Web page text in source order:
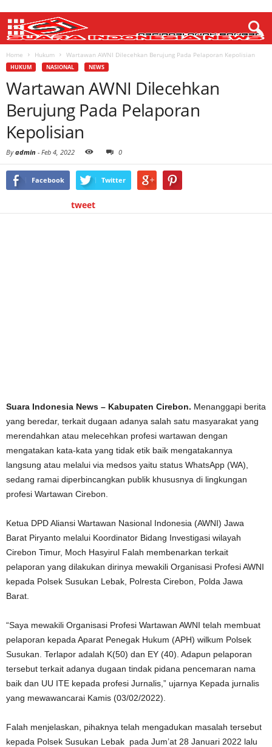
Home Hukum Wartawan AWNI Dilecehkan Berujung Pada Pelaporan Kepolisian
HUKUM NASIONAL NEWS
Wartawan AWNI Dilecehkan
Berujung Pada Pelaporan
Kepolisian
Byadmin - Feb 4, 2022 0
Facebook Twitter
tweet
Suara Indonesia News – Kabupaten Cirebon. Menanggapi berita
yang beredar, terkait dugaan adanya salah satu masyarakat yang
merendahkan atau melecehkan profesi wartawan dengan
mengatakan kata-kata yang tidak etik baik mengatakannya
langsung atau melalui via medsos yaitu status WhatsApp (WA),
sedang ramai diperbincangkan publik khususnya di lingkungan
profesi Wartawan Cirebon.
Ketua DPD Aliansi Wartawan Nasional Indonesia (AWNI) Jawa
Barat Piryanto melalui Koordinator Bidang Investigasi wilayah
Cirebon Timur, Moch Hasyirul Falah membenarkan terkait
pelaporan yang dilakukan dirinya mewakili Organisasi Profesi AWNI
kepada Polsek Susukan Lebak, Polresta Cirebon, Polda Jawa
Barat.
“Saya mewakili Organisasi Profesi Wartawan AWNI telah membuat
pelaporan kepada Aparat Penegak Hukum (APH) wilkum Polsek
Susukan. Terlapor adalah K(50) dan EY (40). Adapun pelaporan
tersebut terkait adanya dugaan tindak pidana pencemaran nama
baik dan UU ITE kepada profesi Jurnalis,” ujarnya Kepada jurnalis
yang mewawancarai Kamis (03/02/2022).
Falah menjelaskan, pihaknya telah mengadukan masalah tersebut
kepada Polsek Susukan Lebak pada Jum’at 28 Januari 2022 lalu